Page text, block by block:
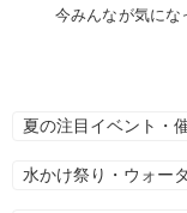
今みんなが気にな
夏の注目イベント・
水かけ祭り・ウォー